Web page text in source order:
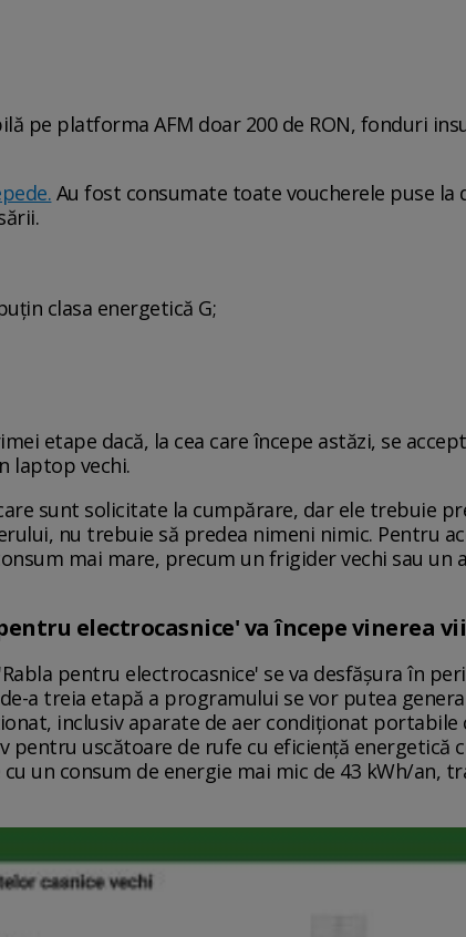
pe platforma AFM doar 200 de RON, fonduri
Au fost consumate toate voucherele puse la
clasa energetică G;
etape dacă, la cea care începe astăzi, se
laptop vechi.
sunt solicitate la cumpărare, dar ele trebuie
nu trebuie să predea nimeni nimic. Pentru
mai mare, precum un frigider vechi sau un
electrocasnice' va începe vinerea
pentru electrocasnice' se va desfășura în
a treia etapă a programului se vor putea
inclusiv aparate de aer condiţionat portabile
pentru uscătoare de rufe cu eficienţă energetică
un consum de energie mai mic de 43 kWh/an,